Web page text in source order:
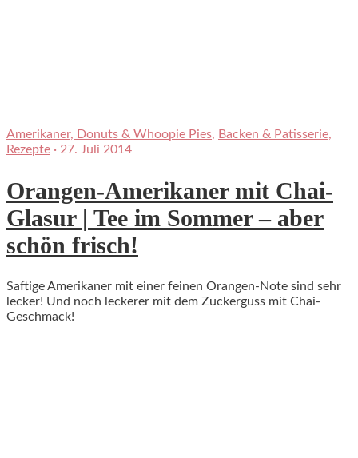
Amerikaner, Donuts & Whoopie Pies, Backen & Patisserie,
Rezepte · 27. Juli 2014
Orangen-Amerikaner mit Chai-
Glasur | Tee im Sommer – aber
schön frisch!
Saftige Amerikaner mit einer feinen Orangen-Note sind sehr
lecker! Und noch leckerer mit dem Zuckerguss mit Chai-
Geschmack!